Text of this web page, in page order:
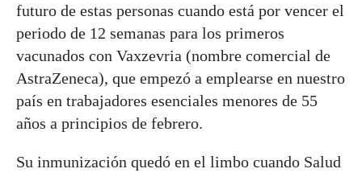
futuro de estas personas cuando está por vencer el
periodo de 12 semanas para los primeros
vacunados con Vaxzevria (nombre comercial de
AstraZeneca), que empezó a emplearse en nuestro
país en trabajadores esenciales menores de 55
años a principios de febrero.
Su inmunización quedó en el limbo cuando Salud